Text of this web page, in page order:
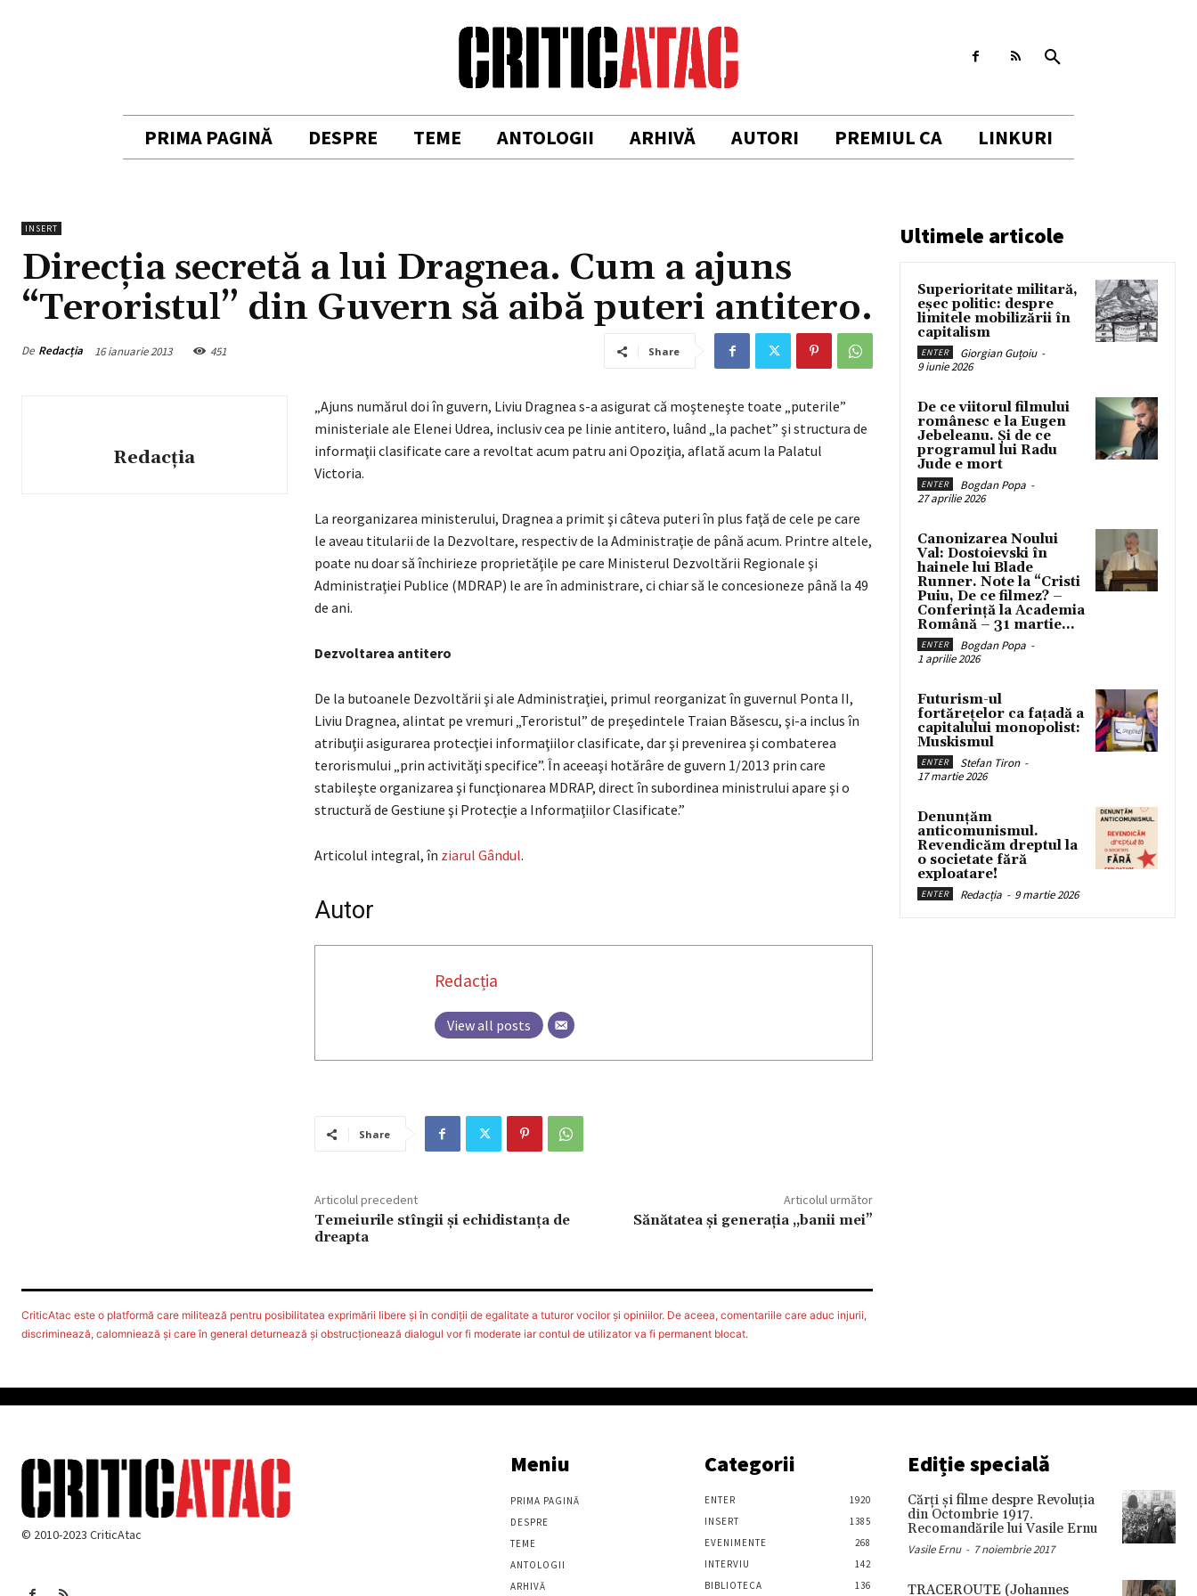
PRIMA PAGINĂ DESPRE TEME ANTOLOGII ARHIVĂ AUTORI PREMIUL CA LINKURI
INSERT
Direcţia secretă a lui Dragnea. Cum a ajuns
“Teroristul” din Guvern să aibă puteri antitero.
De Redacția 16 ianuarie 2013 451 Share
Redacția
„Ajuns numărul doi în guvern, Liviu Dragnea s-a asigurat că moşteneşte toate „puterile”
ministeriale ale Elenei Udrea, inclusiv cea pe linie antitero, luând „la pachet” şi structura de
informaţii clasificate care a revoltat acum patru ani Opoziţia, aflată acum la Palatul
Victoria.
La reorganizarea ministerului, Dragnea a primit şi câteva puteri în plus faţă de cele pe care
le aveau titularii de la Dezvoltare, respectiv de la Administraţie de până acum. Printre altele,
poate nu doar să închirieze proprietăţile pe care Ministerul Dezvoltării Regionale şi
Administraţiei Publice (MDRAP) le are în administrare, ci chiar să le concesioneze până la 49
de ani.
Dezvoltarea antitero
De la butoanele Dezvoltării şi ale Administraţiei, primul reorganizat în guvernul Ponta II,
Liviu Dragnea, alintat pe vremuri „Teroristul” de preşedintele Traian Băsescu, şi-a inclus în
atribuţii asigurarea protecţiei informaţiilor clasificate, dar şi prevenirea şi combaterea
terorismului „prin activităţi specifice”. În aceeaşi hotărâre de guvern 1/2013 prin care
stabileşte organizarea şi funcţionarea MDRAP, direct în subordinea ministrului apare şi o
structură de Gestiune şi Protecţie a Informaţiilor Clasificate.”
Articolul integral, în ziarul Gândul.
Autor
Redacția
View all posts
Share
Articolul precedent
Temeiurile stîngii și echidistanța de
dreapta
Articolul următor
Sănătatea şi generaţia „banii mei”
CriticAtac este o platformă care militează pentru posibilitatea exprimării libere şi în condiţii de egalitate a tuturor vocilor şi opiniilor. De aceea, comentariile care aduc injurii,
discriminează, calomniează şi care în general deturnează şi obstrucţionează dialogul vor fi moderate iar contul de utilizator va fi permanent blocat.
Ultimele articole
Superioritate militară,
eșec politic: despre
limitele mobilizării în
capitalism
ENTER Giorgian Guțoiu -
9 iunie 2026
De ce viitorul filmului
românesc e la Eugen
Jebeleanu. Și de ce
programul lui Radu
Jude e mort
ENTER Bogdan Popa -
27 aprilie 2026
Canonizarea Noului
Val: Dostoievski în
hainele lui Blade
Runner. Note la “Cristi
Puiu, De ce filmez? –
Conferință la Academia
Română – 31 martie...
ENTER Bogdan Popa -
1 aprilie 2026
Futurism-ul
fortărețelor ca fațadă a
capitalului monopolist:
Muskismul
ENTER Stefan Tiron -
17 martie 2026
Denunțăm
anticomunismul.
Revendicăm dreptul la
o societate fără
exploatare!
ENTER Redacția - 9 martie 2026
© 2010-2023 CriticAtac
Meniu
PRIMA PAGINĂ
DESPRE
TEME
ANTOLOGII
ARHIVĂ
Categorii
ENTER
1920
INSERT
1385
EVENIMENTE
268
INTERVIU
142
BIBLIOTECA
136
Ediție specială
Cărţi şi filme despre Revoluţia
din Octombrie 1917.
Recomandările lui Vasile Ernu
Vasile Ernu - 7 noiembrie 2017
TRACEROUTE (Johannes